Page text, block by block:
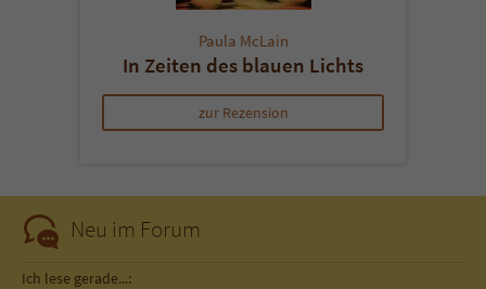
Paula McLain
In Zeiten des blauen Lichts
zur Rezension
Neu im Forum
Ich lese gerade...: